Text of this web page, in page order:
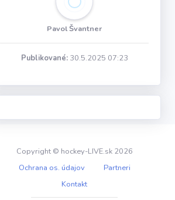
Pavol Švantner
Publikované:30.5.2025 07:23
Copyright © hockey-LIVE.sk 2026
Ochrana os. údajov
Partneri
Kontakt